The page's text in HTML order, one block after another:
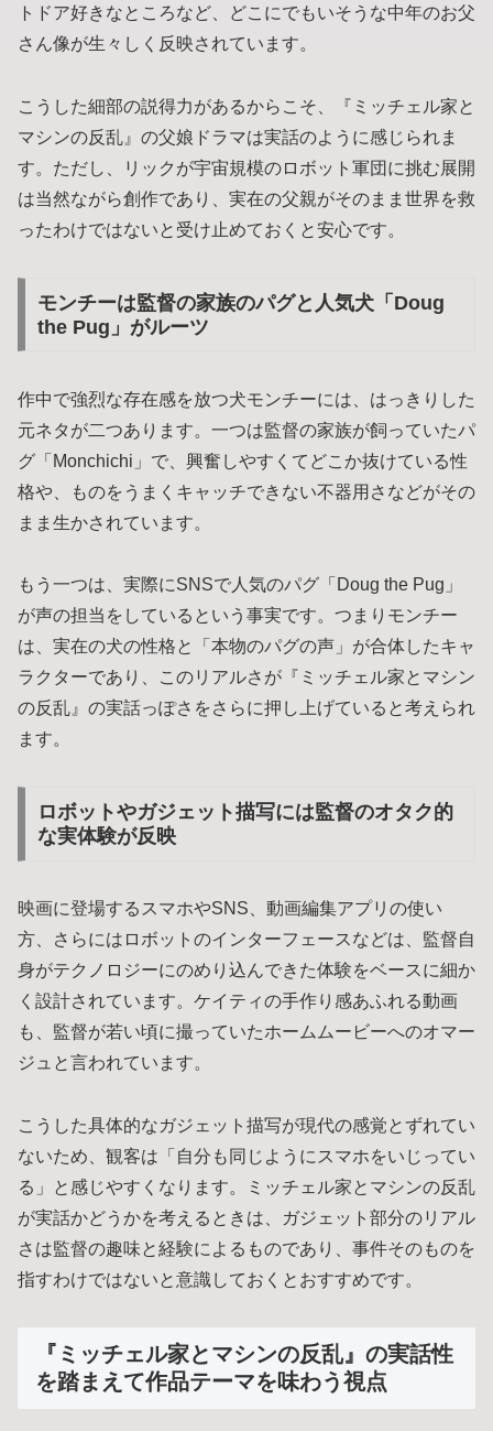
トドア好きなところなど、どこにでもいそうな中年のお父
さん像が生々しく反映されています。
こうした細部の説得力があるからこそ、『ミッチェル家と
マシンの反乱』の父娘ドラマは実話のように感じられま
す。ただし、リックが宇宙規模のロボット軍団に挑む展開
は当然ながら創作であり、実在の父親がそのまま世界を救
ったわけではないと受け止めておくと安心です。
モンチーは監督の家族のパグと人気犬「Doug
the Pug」がルーツ
作中で強烈な存在感を放つ犬モンチーには、はっきりした
元ネタが二つあります。一つは監督の家族が飼っていたパ
グ「Monchichi」で、興奮しやすくてどこか抜けている性
格や、ものをうまくキャッチできない不器用さなどがその
まま生かされています。
もう一つは、実際にSNSで人気のパグ「Doug the Pug」
が声の担当をしているという事実です。つまりモンチー
は、実在の犬の性格と「本物のパグの声」が合体したキャ
ラクターであり、このリアルさが『ミッチェル家とマシン
の反乱』の実話っぽさをさらに押し上げていると考えられ
ます。
ロボットやガジェット描写には監督のオタク的
な実体験が反映
映画に登場するスマホやSNS、動画編集アプリの使い
方、さらにはロボットのインターフェースなどは、監督自
身がテクノロジーにのめり込んできた体験をベースに細か
く設計されています。ケイティの手作り感あふれる動画
も、監督が若い頃に撮っていたホームムービーへのオマー
ジュと言われています。
こうした具体的なガジェット描写が現代の感覚とずれてい
ないため、観客は「自分も同じようにスマホをいじってい
る」と感じやすくなります。ミッチェル家とマシンの反乱
が実話かどうかを考えるときは、ガジェット部分のリアル
さは監督の趣味と経験によるものであり、事件そのものを
指すわけではないと意識しておくとおすすめです。
『ミッチェル家とマシンの反乱』の実話性
を踏まえて作品テーマを味わう視点